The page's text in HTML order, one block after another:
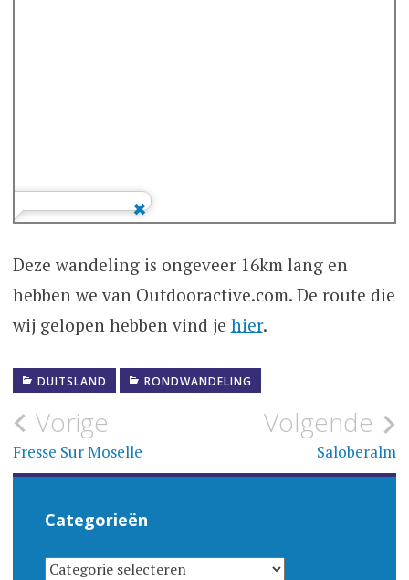
Deze wandeling is ongeveer 16km lang en
hebben we van Outdooractive.com. De route die
wij gelopen hebben vind je hier.
DUITSLAND RONDWANDELING
Bericht
navigatie
Vorige
Fresse Sur Moselle
Volgende
Saloberalm
Categorieën
CATEGORIEËN